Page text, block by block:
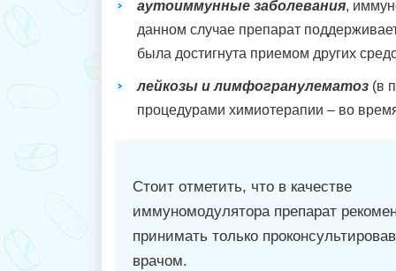
аутоиммунные заболевания,
данном случае препарат
была достигнута приемом других
лейкозы и лимфогранулематоз (в
процедурами химиотерапии – во
Стоит отметить, что в качестве
иммуномодулятора препарат
принимать только
врачом.